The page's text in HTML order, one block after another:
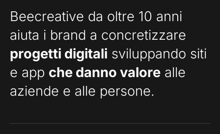
Beecreative da oltre 10 anni
aiuta i brand a concretizzare
progetti digitali sviluppando siti
e app che danno valore alle
aziende e alle persone.